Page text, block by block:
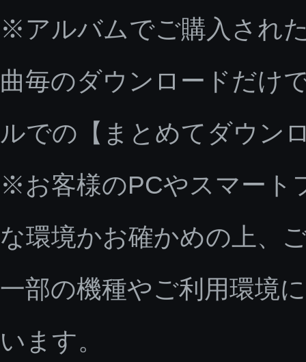
※アルバムでご購入され
曲毎のダウンロードだけ
ルでの【まとめてダウン
※お客様のPCやスマート
な環境かお確かめの上、
一部の機種やご利用環境
います。